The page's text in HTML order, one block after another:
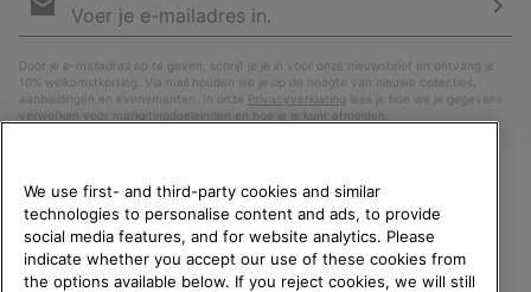
voor
Door je e-mailadres op te geven, schrijf je je in voor onze nieuwsbrief en ontvang je
10% welkomstkorting. Via mail houden we je op de hoogte van nieuwe collecties,
aanbiedingen en evenementen. In onze Privacyverklaring lees je hoe we je gegevens
verwerken voor marketingdoeleinden en hoe je je kunt afmelden.
WELKOM BIJ SOREL.
SELECTEER JE
VERZENDLOCATIE.
We use first- and third-party cookies and similar
technologies to personalise content and ads, to provide
social media features, and for website analytics. Please
indicate whether you accept our use of these cookies from
the options available below. If you reject cookies, we will still